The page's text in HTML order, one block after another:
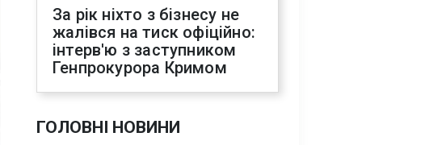
За рік ніхто з бізнесу не
жалівся на тиск офіційно:
інтерв'ю з заступником
Генпрокурора Кримом
ГОЛОВНІ НОВИНИ